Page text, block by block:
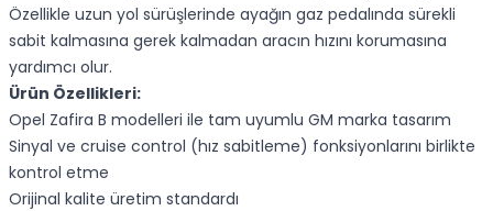
Özellikle uzun yol sürüşlerinde ayağın gaz pedalında sürekli
sabit kalmasına gerek kalmadan aracın hızını korumasına
yardımcı olur.
Ürün Özellikleri:
Opel Zafira B modelleri ile tam uyumlu GM marka tasarım
Sinyal ve cruise control (hız sabitleme) fonksiyonlarını birlikte
kontrol etme
Orijinal kalite üretim standardı